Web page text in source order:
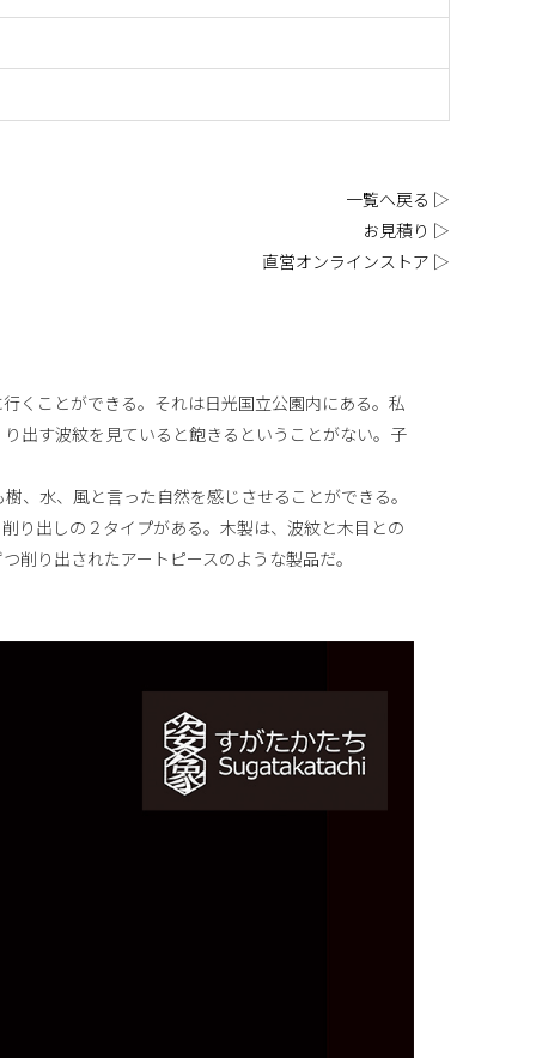
一覧へ戻る ▷
お見積り ▷
直営オンラインストア ▷
くことができる。それは日光国立公園内にある。私
出す波紋を見ていると飽きるということがない。子
水、風と言った自然を感じさせることができる。
り出しの２タイプがある。木製は、波紋と木目との
り出されたアートピースのような製品だ。